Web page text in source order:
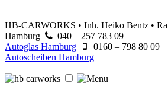
HB-CARWORKS • Inh. Heiko Bentz •
Hamburg
040 – 257 783 09
Autoglas Hamburg
0160 – 798 80 09
Autoscheiben Hamburg